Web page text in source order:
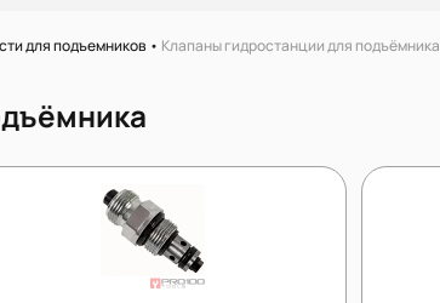
для подъемников • Клапаны гидростанции для подъёмника